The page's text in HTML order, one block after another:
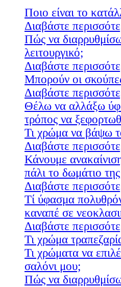
Ποιο είναι το
Διαβάστε
Πώς να
λειτουργικό;
Διαβάστε
Μπορούν οι
Διαβάστε
Θέλω να αλλάξω
τρόπος να
Τι χρώμα να βάψω
Διαβάστε
Κάνουμε
πάλι το δωμάτιο
Διαβάστε
Τί ύφασμα
καναπέ σε
Διαβάστε
Τι χρώμα
Τι χρώματα να
σαλόνι μου;
Πώς να